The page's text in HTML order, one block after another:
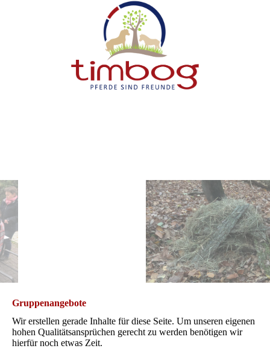
Gruppenangebote
Wir erstellen gerade Inhalte für diese Seite. Um unseren eigenen
hohen Qualitätsansprüchen gerecht zu werden benötigen wir
hierfür noch etwas Zeit.